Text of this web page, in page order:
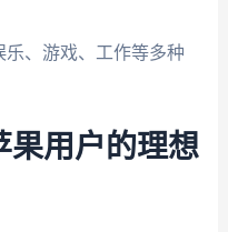
、游戏、工作等多种
果用户的理想